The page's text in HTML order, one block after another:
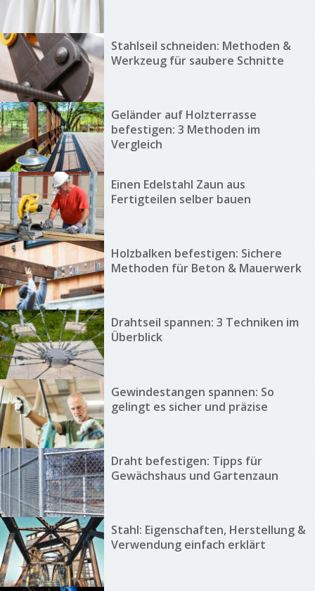
Stahlseil schneiden: Methoden &
Werkzeug für saubere Schnitte
Geländer auf Holzterrasse
befestigen: 3 Methoden im
Vergleich
Einen Edelstahl Zaun aus
Fertigteilen selber bauen
Holzbalken befestigen: Sichere
Methoden für Beton & Mauerwerk
Drahtseil spannen: 3 Techniken im
Überblick
Gewindestangen spannen: So
gelingt es sicher und präzise
Draht befestigen: Tipps für
Gewächshaus und Gartenzaun
Stahl: Eigenschaften, Herstellung &
Verwendung einfach erklärt